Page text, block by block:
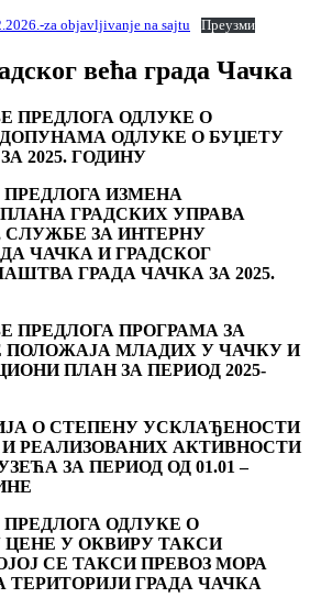
za objavljivanje na sajtu Преузми
већа града Чачка
ПРЕДЛОГА ОДЛУКЕ О
ОДЛУКЕ О БУЏЕТУ
2025. ГОДИНУ
ИЗМЕНА
ГРАДСКИХ УПРАВА
СЛУЖБЕ ЗА ИНТЕРНУ
ЧАЧКА И ГРАДСКОГ
ГРАДА ЧАЧКА ЗА 2025.
ПРЕДЛОГА ПРОГРАМА ЗА
МЛАДИХ У ЧАЧКУ И
ПЛАН ЗА ПЕРИОД 2025-
О СТЕПЕНУ УСКЛАЂЕНОСТИ
РЕАЛИЗОВАНИХ АКТИВНОСТИ
ЗА ПЕРИОД ОД 01.01 –
ОДЛУКЕ О
У ОКВИРУ ТАКСИ
СЕ ТАКСИ ПРЕВОЗ МОРА
ГРАДА ЧАЧКА